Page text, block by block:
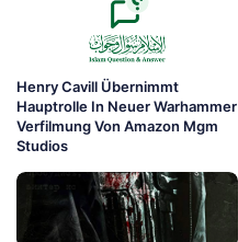
Henry Cavill Übernimmt
Hauptrolle In Neuer Warhammer
Verfilmung Von Amazon Mgm
Studios